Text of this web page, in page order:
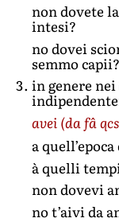
non dovete
intesi?
no dovei
semmo capii?
in genere
avei (da fâ
a
à quelli
non dovevi
no t’aivi da